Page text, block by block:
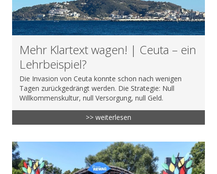
Mehr Klartext wagen! | Ceuta – ein
Lehrbeispiel?
Die Invasion von Ceuta konnte schon nach wenigen
Tagen zurückgedrängt werden. Die Strategie: Null
Willkommenskultur, null Versorgung, null Geld.
>> weiterlesen